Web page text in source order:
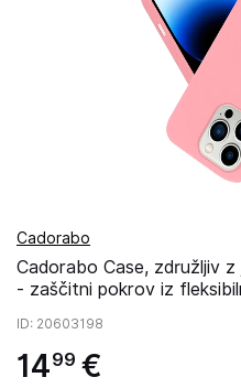
Cadorabo
Cadorabo Case, združljiv
- zaščitni pokrov iz
ID: 20603198
1499 €